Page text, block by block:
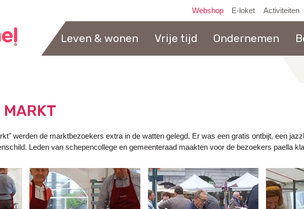
Webshop E-loket Activiteiten
Leven & wonen Vrije tijd Ondernemen
MARKT
werden de marktbezoekers extra in de watten gelegd. Er was een gratis ontbijt, een
Leden van schepencollege en gemeenteraad maakten voor de bezoekers paella